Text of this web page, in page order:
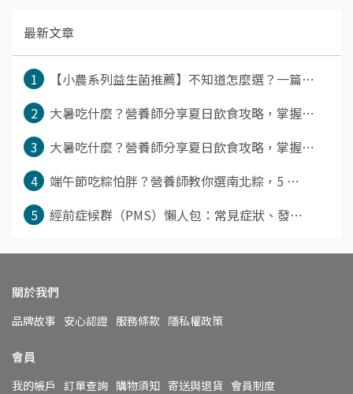
最新文章
1
【小農系列益生菌推薦】不知道怎麼選？一篇⋯
2
大暑吃什麼？營養師分享夏日飲食攻略，掌握⋯
3
大暑吃什麼？營養師分享夏日飲食攻略，掌握⋯
4
端午節吃粽怕胖？營養師教你選南北粽，5 ⋯
5
經前症候群（PMS）懶人包：常見症狀、發⋯
關於我們
品牌故事 安心認證 服務條款 隱私權政策
會員
我的帳戶 訂單查詢 購物須知 寄送與退貨 會員制度